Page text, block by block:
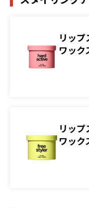
リップ
ワック
リップ
ワック